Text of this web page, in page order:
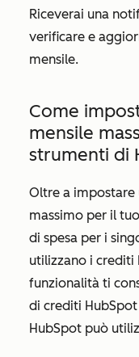
Riceverai una
verificare e
mensile.
Come
mensile
strumenti di
Oltre a
massimo per il
di spesa per i
utilizzano i crediti
funzionalità ti
di crediti
HubSpot può